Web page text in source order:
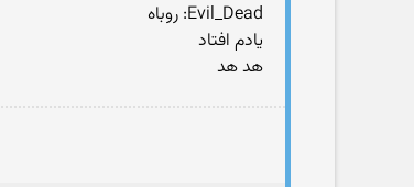
Evil_Dead: روباه
یادم افتاد
هد هد